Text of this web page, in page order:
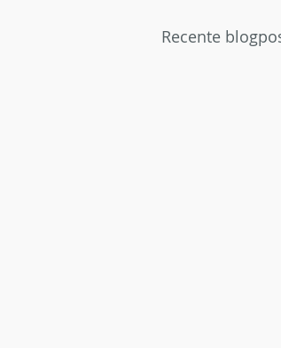
Recente